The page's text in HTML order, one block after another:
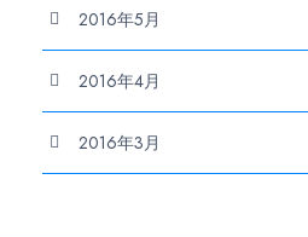
2016年5月
2016年4月
2016年3月